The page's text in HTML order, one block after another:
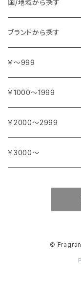
ア行
アンジェリカ
イランイラン
カ行
ガーデニア (クチナシ)
カカオ
サ行
シダーウッド
シナモン
タ行
タイム
チェリー
ナ行
ナツメグ
ハ行
国/地域から探す
ヨーロッパ
フランス
イタリア
アフリカ
ブルキナファソ
南アフリカ
アジア
トルコ
シリア
ブランドから探す
アトリエ・ボヌール・ドゥ
アンティカ・ドルチェリ
オウロシカ
カンパニー デュ ミエル
パピエダルメニイ
￥～999
￥1000～1999
￥2000～2999
￥3000～
©